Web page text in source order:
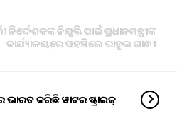
ନିଯୁକ୍ତି ପାଇଁ ପ୍ରଧାନମନ୍ତ୍ରୀଙ୍କ
କାର୍ଯ୍ୟାଳୟରେ ପହଞ୍ଚିଲେ ରାହୁଲ ଗାନ୍ଧୀ
କରିଛି ୱାଟର ଷ୍ଟ୍ରାଇକ୍